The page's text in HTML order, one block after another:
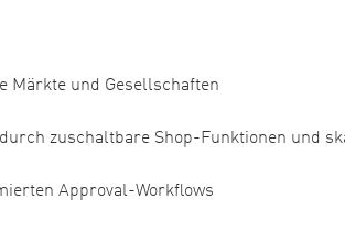
Märkte und Gesellschaften
zuschaltbare Shop-Funktionen und
Approval-Workflows